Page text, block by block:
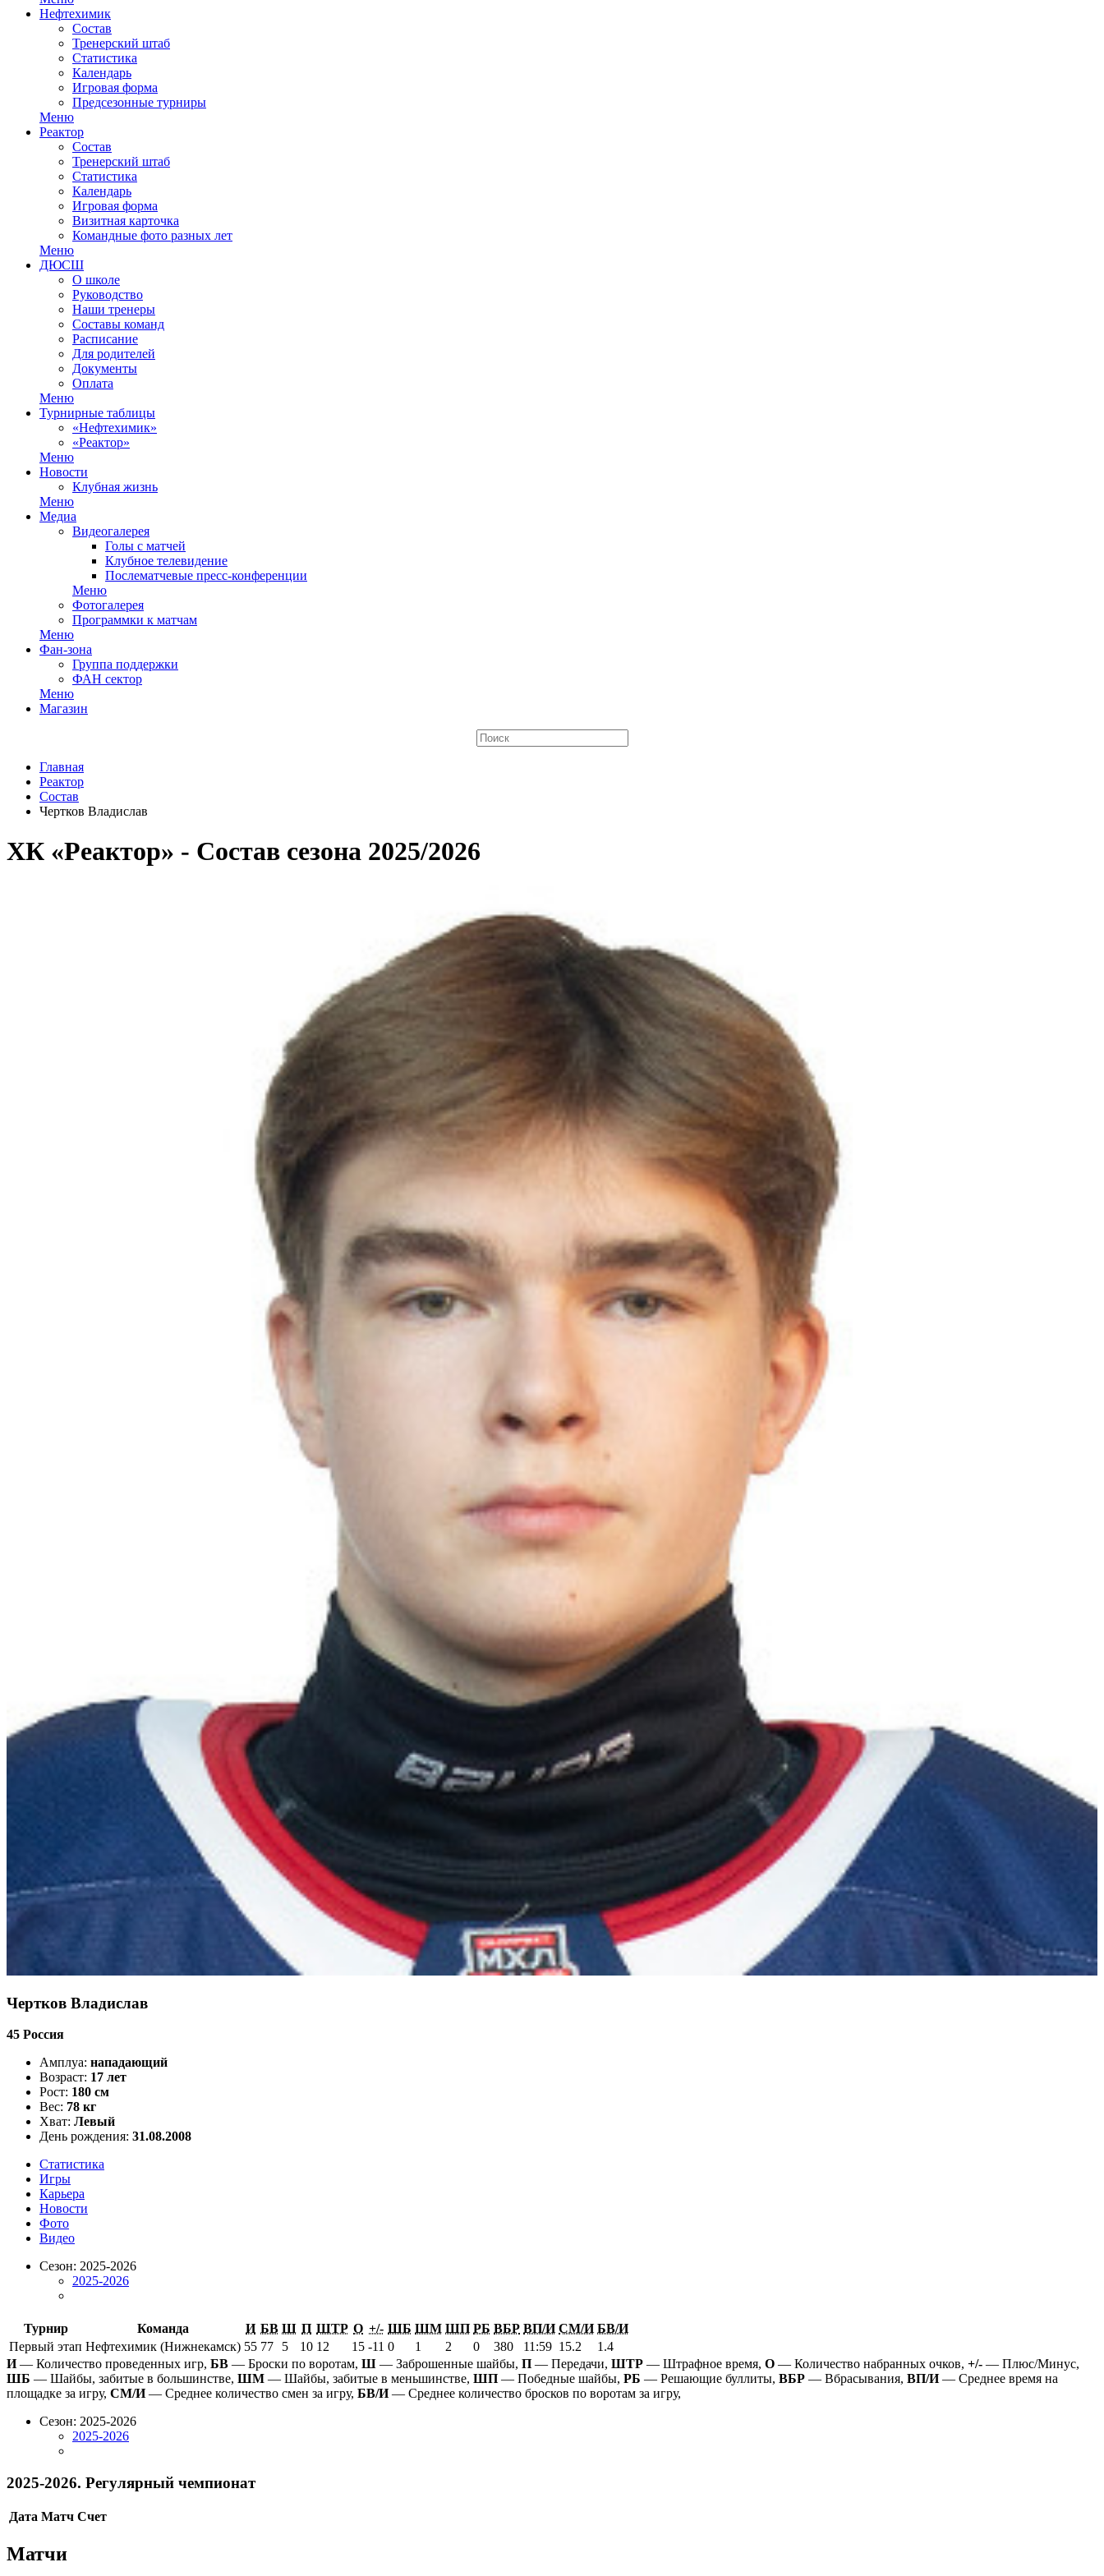
Нефтехимик
Состав
Тренерский штаб
Статистика
Календарь
Игровая форма
Предсезонные турниры
Меню
Реактор
Состав
Тренерский штаб
Статистика
Календарь
Игровая форма
Визитная карточка
Командные фото разных лет
Меню
ДЮСШ
О школе
Руководство
Наши тренеры
Составы команд
Расписание
Для родителей
Документы
Оплата
Меню
Турнирные таблицы
«Нефтехимик»
«Реактор»
Меню
Новости
Клубная жизнь
Меню
Медиа
Видеогалерея
Голы с матчей
Клубное телевидение
Послематчевые пресс-конференции
Меню
Фотогалерея
Программки к матчам
Меню
Фан-зона
Группа поддержки
ФАН сектор
Меню
Магазин
Главная
Реактор
Состав
Чертков Владислав
ХК «Реактор» - Cостав сезона 2025/2026
Чертков Владислав
45 Россия
Амплуа: нападающий
Возраст: 17 лет
Рост: 180 см
Вес: 78 кг
Хват: Левый
День рождения: 31.08.2008
Статистика
Игры
Карьера
Новости
Фото
Видео
Сезон: 2025-2026
2025-2026
Турнир Команда И БВ Ш П ШТР О +/- ШБ ШМ ШП РБ ВБР ВП/И СМ/И БВ/И
Первый этап Нефтехимик (Нижнекамск) 55 77 5 10 12 15 -11 0 1 2 0 380 11:59 15.2
1.4
И— Количество проведенных игр, БВ — Броски по воротам, Ш — Заброшенные шайбы, П — Передачи, ШТР — Штрафное время, О — Количество набранных очков, +/- — Плюс/Минус,
ШБ — Шайбы, забитые в большинстве, ШМ — Шайбы, забитые в меньшинстве, ШП — Победные шайбы, РБ — Решающие буллиты, ВБР — Вбрасывания, ВП/И— Среднее время на
площадке за игру, СМ/И— Среднее количество смен за игру, БВ/И— Среднее количество бросков по воротам за игру,
Сезон: 2025-2026
2025-2026
2025-2026. Регулярный чемпионат
Дата Матч Счет
Матчи